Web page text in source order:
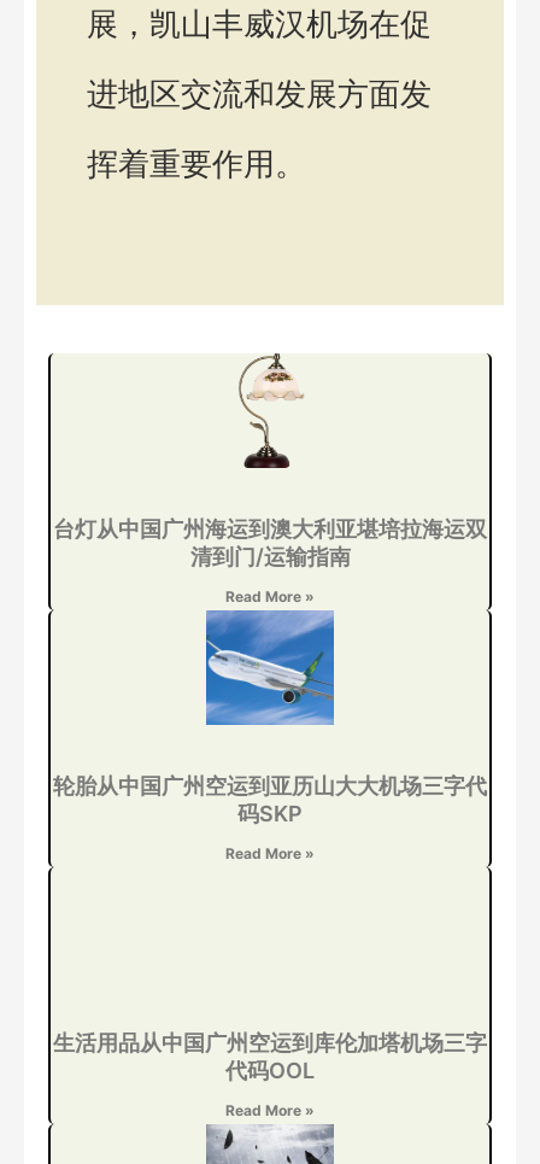
展，凯山丰威汉机场在促
进地区交流和发展方面发
挥着重要作用。
台灯从中国广州海运到澳大利亚堪培拉海运双
清到门/运输指南
Read More »
轮胎从中国广州空运到亚历山大大机场三字代
码SKP
Read More »
生活用品从中国广州空运到库伦加塔机场三字
代码OOL
Read More »